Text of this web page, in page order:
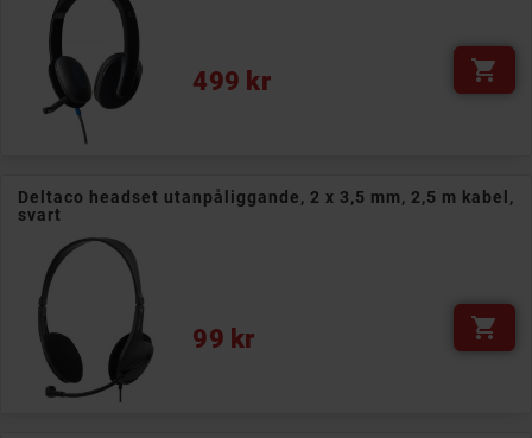
499 kr
Pris 
Deltaco headset utanpåliggande, 2 x 3,5 mm, 2,5 m kabel,
svart
99 kr
Pris 